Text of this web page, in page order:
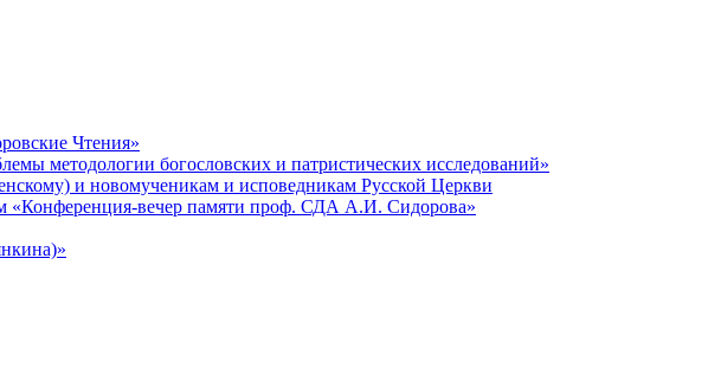
Чтения»
методологии богословских и патристических исследований»
и новомученикам и исповедникам Русской Церкви
«Конференция-вечер памяти проф. СДА А.И. Сидорова»